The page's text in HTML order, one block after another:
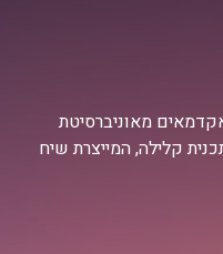
מאוניברסיטת
קלילה, המייצרת שיח